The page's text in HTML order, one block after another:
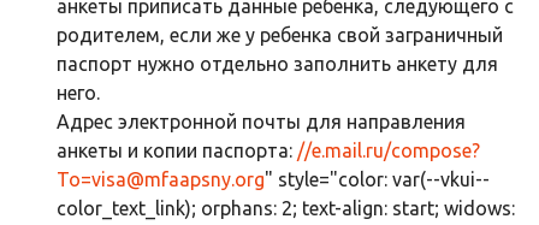
анкеты приписать данные ребенка, следующего с
родителем, если же у ребенка свой заграничный
паспорт нужно отдельно заполнить анкету для
него.
Адрес электронной почты для направления
анкеты и копии паспорта: //e.mail.ru/compose?
To=visa@mfaapsny.org" style="color: var(--vkui--
color_text_link); orphans: 2; text-align: start; widows: